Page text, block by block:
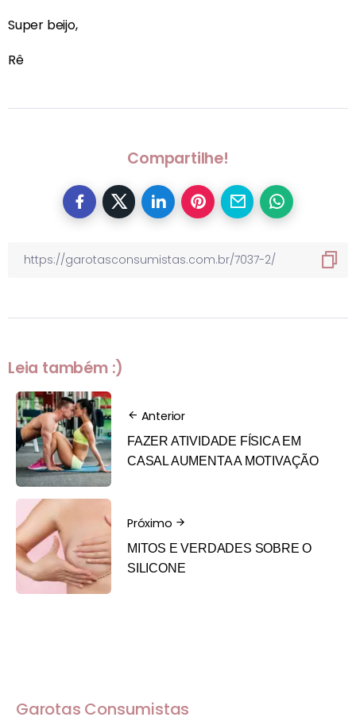
Super beijo,
Rê
Compartilhe!
Leia também :)
Anterior
FAZER ATIVIDADE FÍSICA EM
CASAL AUMENTA A MOTIVAÇÃO
Próximo
MITOS E VERDADES SOBRE O
SILICONE
Garotas Consumistas